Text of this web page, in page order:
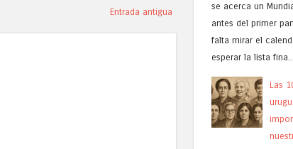
Entrada antigua
se acerca un
antes del primer
falta mirar el
esperar la lista fina...
Las